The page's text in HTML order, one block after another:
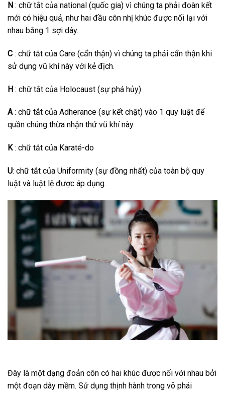
N : chữ tắt của national (quốc gia) vì chúng ta phải đoàn kết
mới có hiệu quả, như hai đầu côn nhị khúc được nối lại với
nhau bằng 1 sợi dây.
C : chữ tắt của Care (cẩn thận) vì chúng ta phải cẩn thận khi
sử dụng vũ khí này với kẻ địch.
H : chữ tắt của Holocaust (sự phá hủy)
A: chữ tắt của Adherance (sự kết chặt) vào 1 quy luật để
quần chúng thừa nhận thứ vũ khí này.
K: chữ tắt của Karaté-do
U: chữ tắt của Uniformity (sự đồng nhất) của toàn bộ quy
luật và luật lệ được áp dụng.
Đây là một dạng đoản côn có hai khúc được nối với nhau bởi
một đoạn dây mềm. Sử dụng thịnh hành trong võ phái